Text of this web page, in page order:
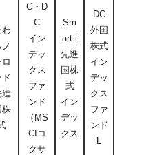
わ
ノ
ロ
ド
進
株
C・D
C
イン
デッ
クス
ファ
ンド
（MS
CIコ
クサ
Sm
art-i
先進
国株
式
イン
デッ
クス
DC
外国
株式
イン
デッ
クス
ファ
ンド
L